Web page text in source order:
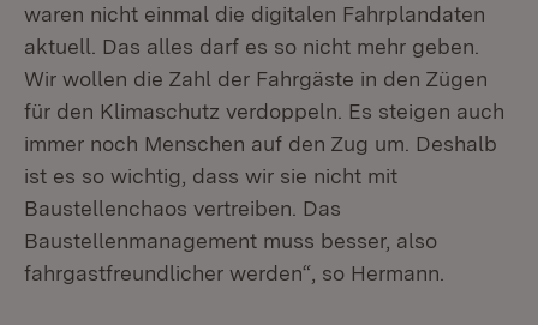
waren nicht einmal die digitalen Fahrplandaten
aktuell. Das alles darf es so nicht mehr geben.
Wir wollen die Zahl der Fahrgäste in den Zügen
für den Klimaschutz verdoppeln. Es steigen auch
immer noch Menschen auf den Zug um. Deshalb
ist es so wichtig, dass wir sie nicht mit
Baustellenchaos vertreiben. Das
Baustellenmanagement muss besser, also
fahrgastfreundlicher werden“, so Hermann.